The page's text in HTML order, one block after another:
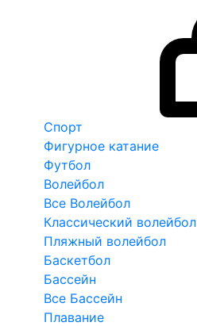
Спорт
Фигурное катание
Футбол
Волейбол
Все Волейбол
Классический волейбол
Пляжный волейбол
Баскетбол
Бассейн
Все Бассейн
Плавание